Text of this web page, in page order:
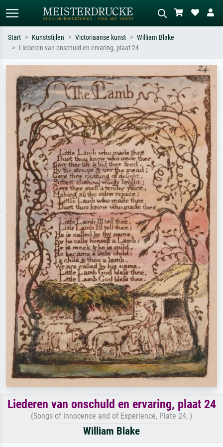
Zoek op kunstenaar, titel of stijl – bijv.
Monet, Sterrennacht, impressionisme,
Hokusai-golf, naakt.
Beschrijf de scène – bijv. groene
weide, abstract met veel rood, donker
olieverfschilderij, staand naakt naast
een boom.
Start Kunststijlen Victoriaanse kunst
William Blake
Liederen van onschuld en ervaring, plaat 24
Liederen van onschuld en ervaring, plaat 24
(Songs of Innocence and of Experience, Plate 24, )
William Blake